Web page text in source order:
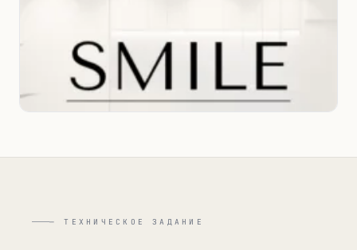
— ТЕХНИЧЕСКОЕ ЗАДАНИЕ